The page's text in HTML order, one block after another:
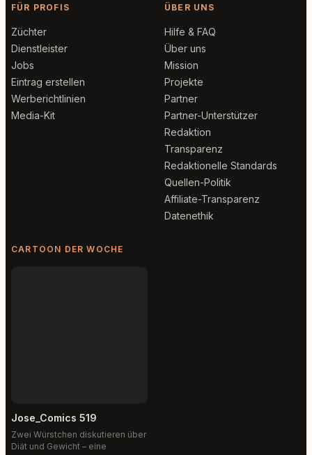
FÜR PROFIS
Züchter
Dienstleister
Jobs
Eintrag erstellen
Werberichtlinien
Media-Kit
ÜBER UNS
Hilfe & FAQ
Über uns
Mission
Projekte
Partner
Partner-Unterstützer
Redaktion
Transparenz
Redaktionelle Standards
Quellen-Politik
Affiliate-Transparenz
Datenethik
CARTOON DER WOCHE
Jose_Comics 519
Zwei Würstchen diskutieren über
Diät und Gewicht – eine